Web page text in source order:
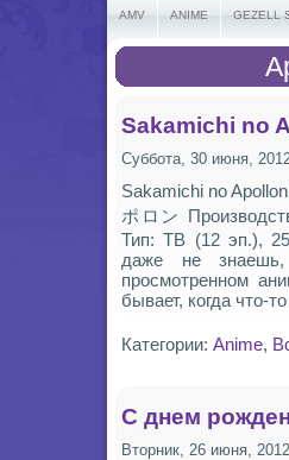
AMV ANIME GEZELL
Sakamichi no
Суббота, 30 июня,
Sakamichi no
ポロン
Тип: ТВ (12 эп.),
даже не
просмотренном
бывает, когда что-
Категории: Anime,
С днем
Вторник, 26 июня, 2012